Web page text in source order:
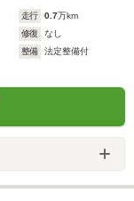
走行 0.7万km
修復
なし
整備
法定整備付